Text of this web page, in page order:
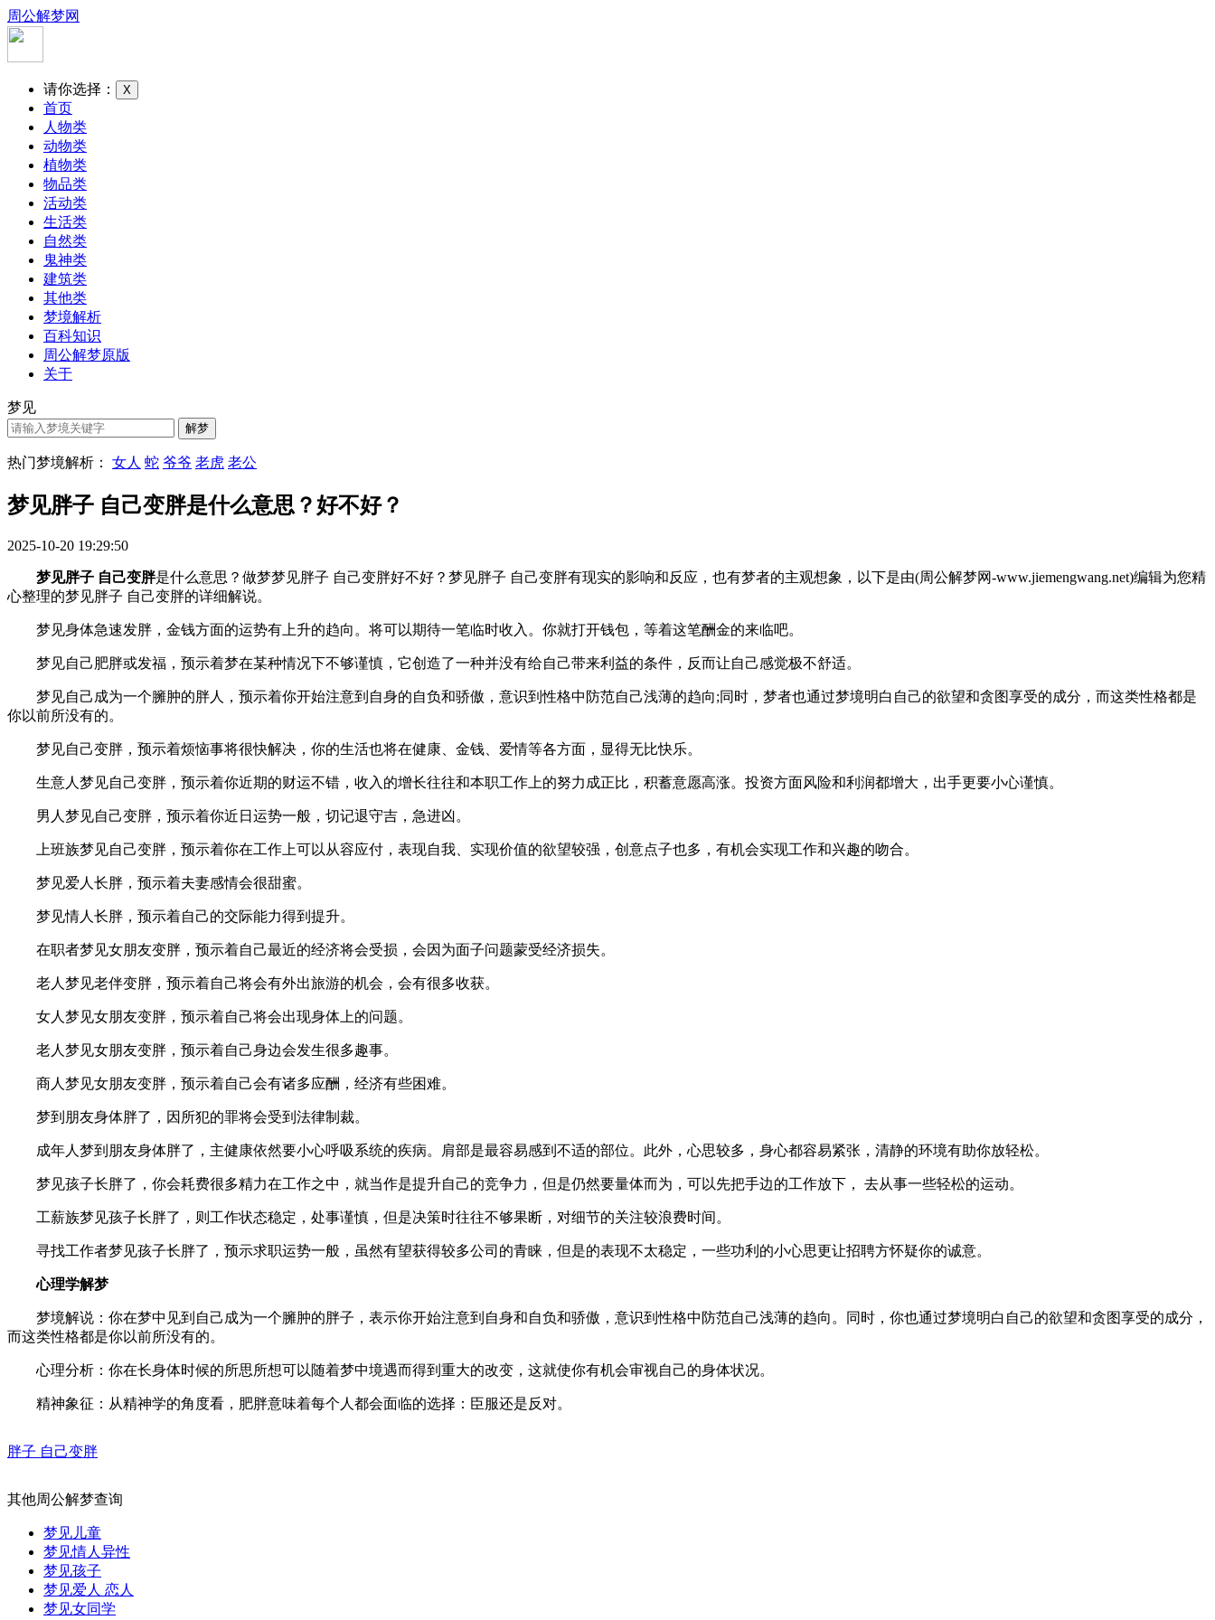
周公解梦网
请你选择： X
首页
人物类
动物类
植物类
物品类
活动类
生活类
自然类
鬼神类
建筑类
其他类
梦境解析
百科知识
周公解梦原版
关于
梦见
热门梦境解析： 女人 蛇 爷爷 老虎 老公
梦见胖子 自己变胖是什么意思？好不好？
2025-10-20 19:29:50
梦见胖子 自己变胖是什么意思？做梦梦见胖子 自己变胖好不好？梦见胖子 自己变胖有现实的影响和反应，也有梦者的主观想象，以下是由(周公解梦网-www.jiemengwang.net)编辑为您精
心整理的梦见胖子 自己变胖的详细解说。
梦见身体急速发胖，金钱方面的运势有上升的趋向。将可以期待一笔临时收入。你就打开钱包，等着这笔酬金的来临吧。
梦见自己肥胖或发福，预示着梦在某种情况下不够谨慎，它创造了一种并没有给自己带来利益的条件，反而让自己感觉极不舒适。
梦见自己成为一个臃肿的胖人，预示着你开始注意到自身的自负和骄傲，意识到性格中防范自己浅薄的趋向;同时，梦者也通过梦境明白自己的欲望和贪图享受的成分，而这类性格都是
你以前所没有的。
梦见自己变胖，预示着烦恼事将很快解决，你的生活也将在健康、金钱、爱情等各方面，显得无比快乐。
生意人梦见自己变胖，预示着你近期的财运不错，收入的增长往往和本职工作上的努力成正比，积蓄意愿高涨。投资方面风险和利润都增大，出手更要小心谨慎。
男人梦见自己变胖，预示着你近日运势一般，切记退守吉，急进凶。
上班族梦见自己变胖，预示着你在工作上可以从容应付，表现自我、实现价值的欲望较强，创意点子也多，有机会实现工作和兴趣的吻合。
梦见爱人长胖，预示着夫妻感情会很甜蜜。
梦见情人长胖，预示着自己的交际能力得到提升。
在职者梦见女朋友变胖，预示着自己最近的经济将会受损，会因为面子问题蒙受经济损失。
老人梦见老伴变胖，预示着自己将会有外出旅游的机会，会有很多收获。
女人梦见女朋友变胖，预示着自己将会出现身体上的问题。
老人梦见女朋友变胖，预示着自己身边会发生很多趣事。
商人梦见女朋友变胖，预示着自己会有诸多应酬，经济有些困难。
梦到朋友身体胖了，因所犯的罪将会受到法律制裁。
成年人梦到朋友身体胖了，主健康依然要小心呼吸系统的疾病。肩部是最容易感到不适的部位。此外，心思较多，身心都容易紧张，清静的环境有助你放轻松。
梦见孩子长胖了，你会耗费很多精力在工作之中，就当作是提升自己的竞争力，但是仍然要量体而为，可以先把手边的工作放下， 去从事一些轻松的运动。
工薪族梦见孩子长胖了，则工作状态稳定，处事谨慎，但是决策时往往不够果断，对细节的关注较浪费时间。
寻找工作者梦见孩子长胖了，预示求职运势一般，虽然有望获得较多公司的青睐，但是的表现不太稳定，一些功利的小心思更让招聘方怀疑你的诚意。
心理学解梦
梦境解说：你在梦中见到自己成为一个臃肿的胖子，表示你开始注意到自身和自负和骄傲，意识到性格中防范自己浅薄的趋向。同时，你也通过梦境明白自己的欲望和贪图享受的成分，
而这类性格都是你以前所没有的。
心理分析：你在长身体时候的所思所想可以随着梦中境遇而得到重大的改变，这就使你有机会审视自己的身体状况。
精神象征：从精神学的角度看，肥胖意味着每个人都会面临的选择：臣服还是反对。
胖子 自己变胖
其他周公解梦查询
梦见儿童
梦见情人异性
梦见孩子
梦见爱人 恋人
梦见女同学